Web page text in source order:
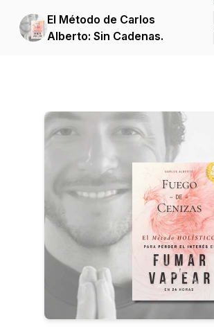
El Método de Carlos
Alberto: Sin Cadenas.